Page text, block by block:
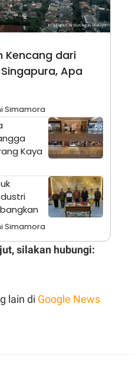
Kencang dari
Apa
Simamora
Kaya
Simamora
silakan hubungi:
lain di Google News